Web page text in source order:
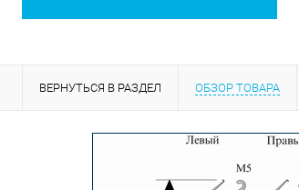
ВЕРНУТЬСЯ В РАЗДЕЛ ОБЗОР ТОВАРА